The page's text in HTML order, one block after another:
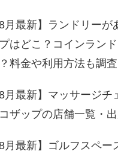
8月最新】ランドリー
はどこ？コインラン
料金や利用方法も調査
8月最新】マッサージチ
ザップの店舗一覧・
8月最新】ゴルフスペー